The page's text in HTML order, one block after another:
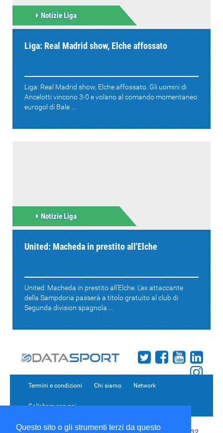
Questo sito o gli strumenti terzi da questo
Notizie Liga
Liga: Real Madrid show, Elche affossato
Liga: Real Madrid show, Elche affossato. Gli uomini di
Ancelotti vincono 3-0 e volano al comando momentaneo:
eurogol di Bale ...
Notizie Liga
United: Macheda in prestito all'Elche
United: Macheda in prestito all'Elche. L'ex attaccante
della Sampdoria passerà a titolo gratuito al club di
Segunda division spagnola ...
Termini e condizioni Chi siamo Network
Collabora con noi